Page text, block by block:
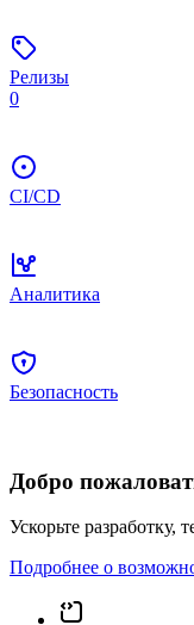
Релизы
0
CI/CD
Аналитика
Безопасность
Добро
Ускорьте разработку,
Подробнее о